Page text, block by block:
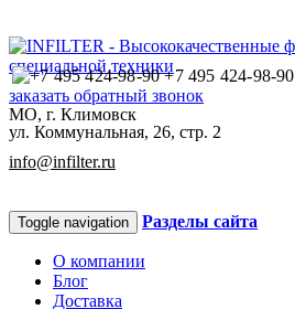
+7 495 424-98-90
заказать обратный звонок
МО, г. Климовск
ул. Коммунальная, 26, стр. 2
info@infilter.ru
Toggle navigation Разделы сайта
О компании
Блог
Доставка